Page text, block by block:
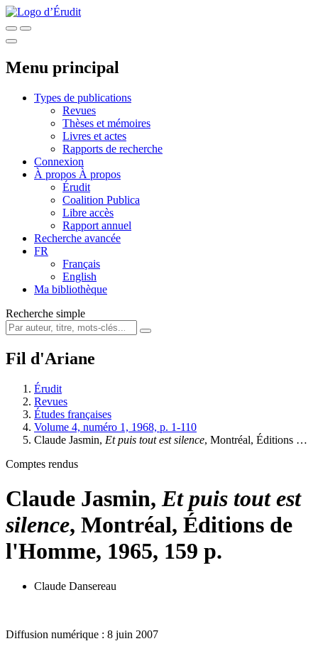
Menu principal
Types de publications
Revues
Thèses et mémoires
Livres et actes
Rapports de recherche
Connexion
À propos À propos
Érudit
Coalition Publica
Libre accès
Rapport annuel
Recherche avancée
FR
Français
English
Ma bibliothèque
Recherche simple
Fil d'Ariane
Érudit
Revues
Études françaises
Volume 4, numéro 1, 1968, p. 1-110
Claude Jasmin, Et puis tout est silence, Montréal, Éditions …
Comptes rendus
Claude Jasmin, Et puis tout est
silence, Montréal, Éditions de
l'Homme, 1965, 159 p.
Claude Dansereau
Diffusion numérique : 8 juin 2007